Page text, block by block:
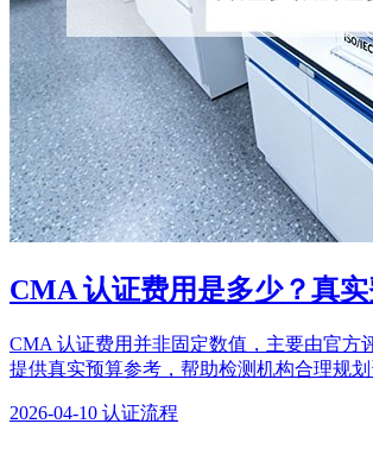
CMA 认证费用是多少？真
CMA 认证费用并非固定数值，主要由官方
提供真实预算参考，帮助检测机构合理规
2026-04-10 认证流程